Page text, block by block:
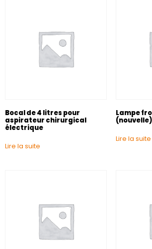
Bocal de 4 litres pour
aspirateur chirurgical
électrique
Lire la suite
Lampe
(nouvelle)
Lire la suite